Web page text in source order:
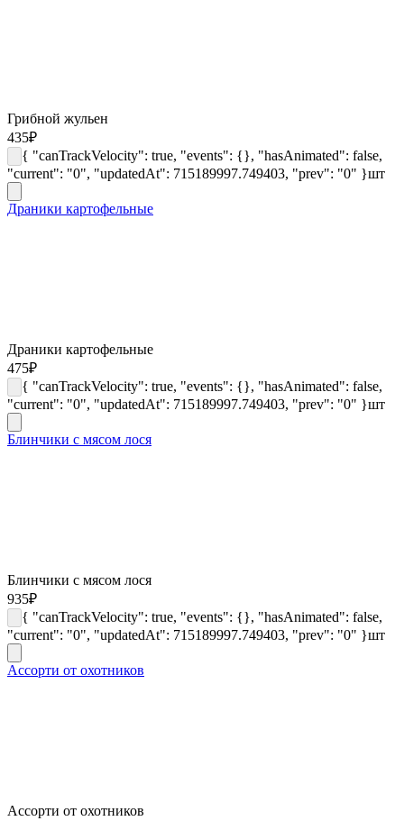
Грибной жульен
435₽
{ "canTrackVelocity": true, "events": {}, "hasAnimated": false,
"current": "0", "updatedAt": 715189997.749403, "prev": "0" }шт
Драники картофельные
Драники картофельные
475₽
{ "canTrackVelocity": true, "events": {}, "hasAnimated": false,
"current": "0", "updatedAt": 715189997.749403, "prev": "0" }шт
Блинчики с мясом лося
Блинчики с мясом лося
935₽
{ "canTrackVelocity": true, "events": {}, "hasAnimated": false,
"current": "0", "updatedAt": 715189997.749403, "prev": "0" }шт
Ассорти от охотников
Ассорти от охотников